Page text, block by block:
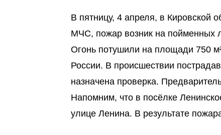
В пятницу, 4 апреля, в Кировской
МЧС, пожар возник на пойменных
Огонь потушили на площади 750
России. В происшествии
назначена проверка.
Напомним, что в посёлке
улице Ленина. В результате